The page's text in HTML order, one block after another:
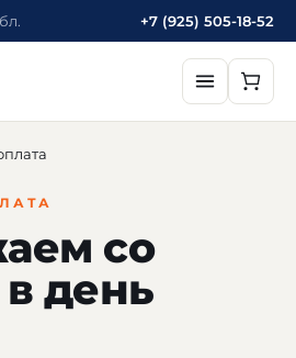
+7 (925) 505-18-52
со
день